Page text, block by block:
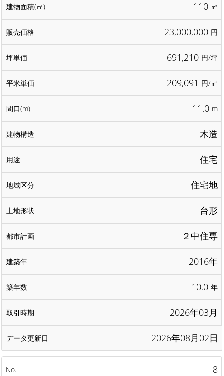
110 ㎡
23,000,000 円
691,210 円/坪
209,091 円/㎡
11.0 m
木造
住宅
住宅地
台形
２中住専
2016年
10.0 年
2026年03月
2026年08月02日
8